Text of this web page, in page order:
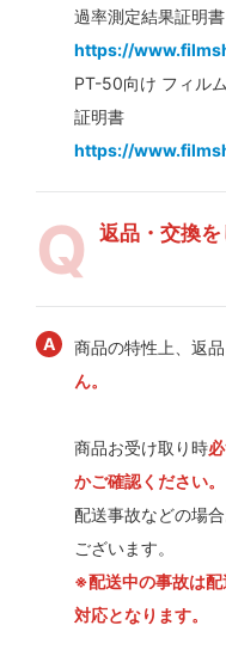
過率測定結果証明書
https://
PT-50向け フィル
証明書
https://
返品・交換
商品の特性上、返
ん。
商品お受け取り時
かご確認ください。
配送事故などの場
ございます。
※配送中の事故は
対応となります。